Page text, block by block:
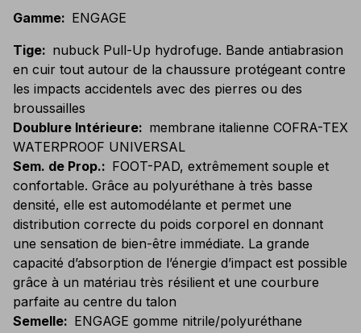
Gamme: ENGAGE
Tige: nubuck Pull-Up hydrofuge. Bande antiabrasion
en cuir tout autour de la chaussure protégeant contre
les impacts accidentels avec des pierres ou des
broussailles
Doublure Intérieure: membrane italienne COFRA-TEX
WATERPROOF UNIVERSAL
Sem. de Prop.: FOOT-PAD, extrêmement souple et
confortable. Grâce au polyuréthane à très basse
densité, elle est automodélante et permet une
distribution correcte du poids corporel en donnant
une sensation de bien-être immédiate. La grande
capacité d’absorption de l’énergie d’impact est possible
grâce à un matériau très résilient et une courbure
parfaite au centre du talon
Semelle: ENGAGE gomme nitrile/polyuréthane